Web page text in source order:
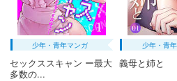
少年・青年マンガ
セックススキャン ー最大
多数の...
少年・青
義母と姉と